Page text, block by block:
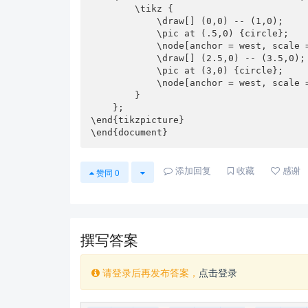
        \tikz {
            \draw[] (0,0) -- (1,0);
            \pic at (.5,0) {circle};
            \node[anchor = west, scale = .75] at (1.1,0) {月度同比};
            \draw[] (2.5,0) -- (3.5,0);
            \pic at (3,0) {circle};
            \node[anchor = west, scale = .75] at (3.6,0) {月度环比};
\end{tikzpicture}
\end{document}
赞同 0 添加回复 收藏 感谢
撰写答案
请登录后再发布答案， 点击登录